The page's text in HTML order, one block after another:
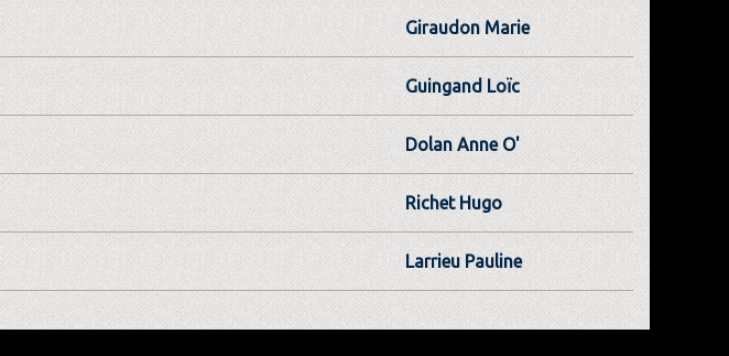
Giraudon Marie
Guingand Loïc
Dolan Anne O'
Richet Hugo
Larrieu Pauline